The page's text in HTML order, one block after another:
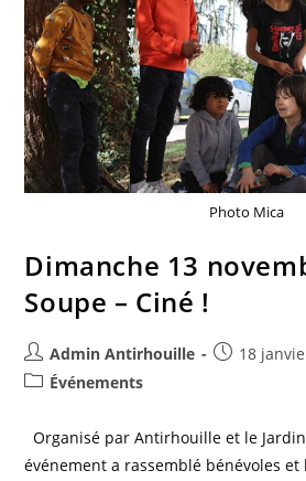
Photo Mica
Dimanche 13
Soupe – Ciné !
Admin Antirhouille
18
Événements
Organisé par Antirhouille et le
événement a rassemblé bénévoles